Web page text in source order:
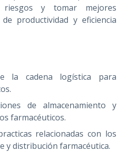
riesgos y tomar mejores
productividad y eficiencia
la cadena logística para
de almacenamiento y
farmacéuticos.
relacionadas con los
y distribución farmacéutica.